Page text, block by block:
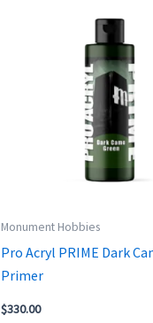
Monument Hobbies
Pro Acryl PRIME Dark
Primer
$330.00